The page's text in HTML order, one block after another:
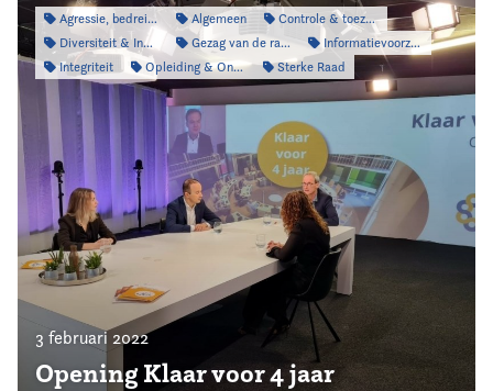
Agressie, bedreiging & intimidatie Algemeen
Controle & toezicht
Diversiteit & Inclusiviteit
Gezag van de raad
Informatievoorziening
Integriteit
Opleiding & Ontwikkeling Sterke Raad
3 februari 2022
Opening Klaar voor 4 jaar